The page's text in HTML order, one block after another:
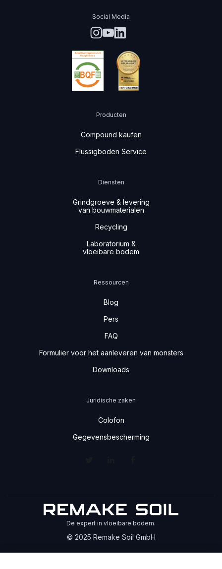
Social Media
Producten
Compound kaufen
Flüssigboden Service
Diensten
Grindgroeve & levering
van bouwmaterialen
Recycling
Laboratorium &
vloeibare bodem
Ressourcen
Blog
Pers
FAQ
Formulier voor het aanleveren van monsters
Downloads
Juridische zaken
Colofon
Gegevensbescherming
De expert in vloeibare bodem.
© 2025 Remake Soil GmbH